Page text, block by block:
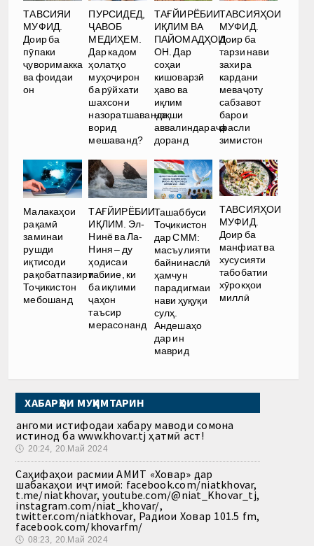
ТАВСИЯИ
МУФИД.
Доир ба
пӯпаки
ҷуворимакка
ва фоидаи
он
ПУРСИДЕД,
ҶАВОБ
МЕДИҲЕМ.
Дар кадом
ҳолатҳо
муҳоҷирон
ба рӯйхати
шахсони
назоратшаванда
ворид
мешаванд?
ТАҒЙИРЁБИИ
ИҚЛИМ ВА
ПАЙОМАДҲОИ
ОН. Дар
соҳаи
кишоварзӣ
ҳаво ва
иқлим
нақши
аввалиндараҷа
доранд
ТАВСИЯҲОИ
МУФИД.
Доир ба
тарзи нави
захира
кардани
меваҷоту
сабзавот
барои
фасли
зимистон
Малакаҳои
рақамӣ
заминаи
рушди
иқтисоди
рақобатпазири
Тоҷикистон
мебошанд
ТАҒЙИРЁБИИ
ИҚЛИМ. Эл-
Нинё ва Ла-
Ниня – ду
ҳодисаи
табиие, ки
ба иқлими
ҷаҳон
таъсир
мерасонанд
Ташаббуси
Тоҷикистон
дар СММ:
масъулияти
байнинаслӣ
ҳамчун
парадигмаи
нави ҳуқуқи
сулҳ.
Андешаҳо
дар ин
маврид
ТАВСИЯҲОИ
МУФИД.
Доир ба
манфиат ва
хусусияти
табобатии
хӯрокҳои
миллӣ
ХАБАРҲОИ МУҲИМТАРИН
Ҳангоми истифодаи хабару маводи сомона
истинод ба www.khovar.tj ҳатмӣ аст!
🕔 20:24, 20.Май 2024
Саҳифаҳои расмии АМИТ «Ховар» дар
шабакаҳои иҷтимоӣ: facebook.com/niatkhovar,
t.me/niatkhovar, youtube.com/@niat_Khovar_tj,
instagram.com/niat_khovar/,
twitter.com/niatkhovar, Радиои Ховар 101.5 fm,
facebook.com/khovarfm/
🕔 08:23, 20.Май 2024